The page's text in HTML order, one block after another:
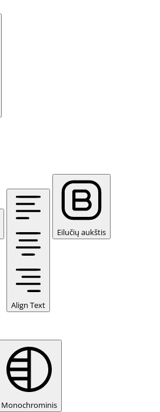
Align Text
Eilučių aukštis
Monochrominis